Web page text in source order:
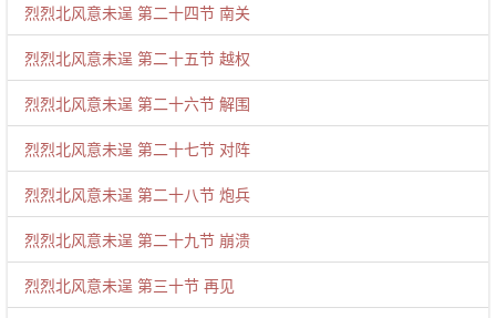
烈烈北风意未逞 第二十四节 南关
烈烈北风意未逞 第二十五节 越权
烈烈北风意未逞 第二十六节 解围
烈烈北风意未逞 第二十七节 对阵
烈烈北风意未逞 第二十八节 炮兵
烈烈北风意未逞 第二十九节 崩溃
烈烈北风意未逞 第三十节 再见